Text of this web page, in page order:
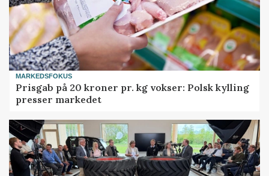
MARKEDSFOKUS
Prisgab på 20 kroner pr. kg vokser: Polsk kylling
presser markedet